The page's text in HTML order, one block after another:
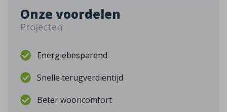
Onze voordelen
Projecten
Energiebesparend
Snelle terugverdientijd
Beter wooncomfort